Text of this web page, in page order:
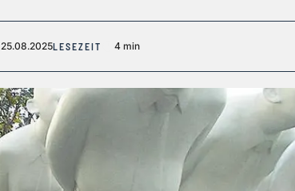
25.08.2025LESEZEIT 4 min